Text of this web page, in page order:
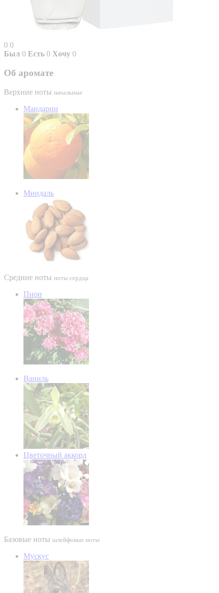
0 0
Был 0 Есть 0 Хочу 0
Об аромате
Верхние ноты начальные
Мандарин
Миндаль
Средние ноты ноты сердца
Пион
Ваниль
Цветочный аккорд
Базовые ноты шлейфовые ноты
Мускус